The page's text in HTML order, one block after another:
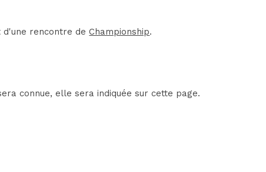
d'une rencontre deChampionship.
connue, elle sera indiquée sur cette page.